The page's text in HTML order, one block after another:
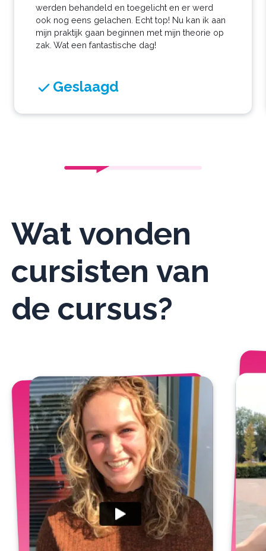
werden behandeld en toegelicht en er werd
ook nog eens gelachen. Echt top! Nu kan ik aan
mijn praktijk gaan beginnen met mijn theorie op
zak. Wat een fantastische dag!
Geslaagd
Wat vonden
cursisten van
de cursus?